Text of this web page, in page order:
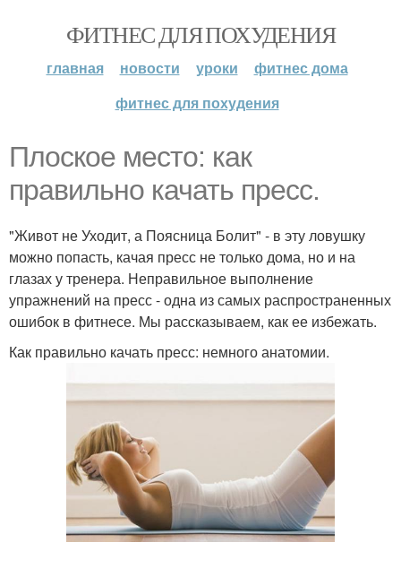
ФИТНЕС ДЛЯ ПОХУДЕНИЯ
главная новости уроки
фитнес дома
фитнес для похудения
Плоское место: как
правильно качать пресс.
"Живот не Уходит, а Поясница Болит" - в эту ловушку
можно попасть, качая пресс не только дома, но и на
глазах у тренера. Неправильное выполнение
упражнений на пресс - одна из самых распространенных
ошибок в фитнесе. Мы рассказываем, как ее избежать.
Как правильно качать пресс: немного анатомии.